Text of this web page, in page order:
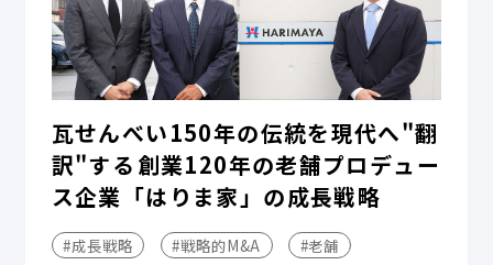
瓦せんべい150年の伝統を現代へ"翻
訳"する――創業120年の老舗プロデュー
ス企業「はりま家」の成長戦略
#成長戦略 #戦略的M&A #老舗